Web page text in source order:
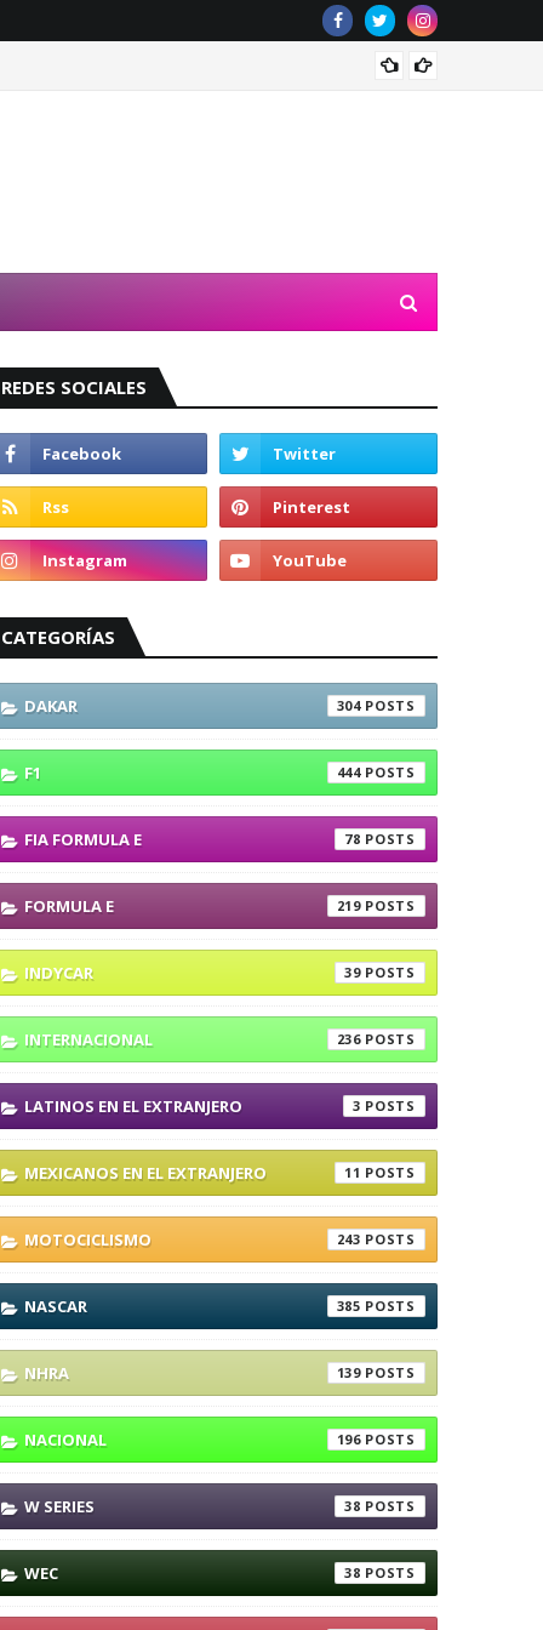
REDES SOCIALES
CATEGORÍAS
DAKAR 304
F1 444
FIA FORMULA E 78
FORMULA E 219
INDYCAR 39
INTERNACIONAL 236
LATINOS EN EL EXTRANJERO 3
MEXICANOS EN EL EXTRANJERO 11
MOTOCICLISMO 243
NASCAR 385
NHRA 139
NACIONAL 196
W SERIES 38
WEC 38